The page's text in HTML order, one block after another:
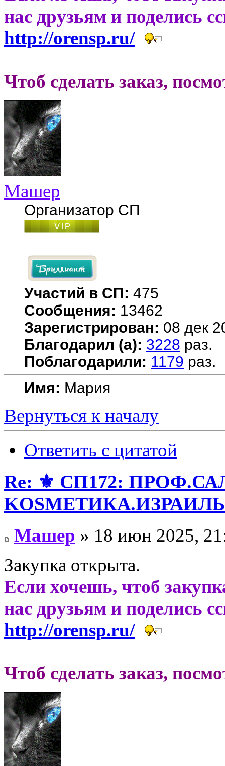
нас друзьям и поделись
http://orensp.ru/
Чтоб сделать заказ,
Машер
Организатор СП
Участий в СП: 475
Сообщения: 13462
Зарегистрирован: 08 дек
Благодарил (а): 3228 раз.
Поблагодарили: 1179 раз.
Имя: Мария
Вернуться к началу
Ответить с цитатой
Re: ⚜️ СП172:
KОSMЕТИКA.ИЗРАИЛЬ!
Машер » 18 июн 2025,
Закупка открыта.
Если хочешь, чтоб
нас друзьям и поделись
http://orensp.ru/
Чтоб сделать заказ,